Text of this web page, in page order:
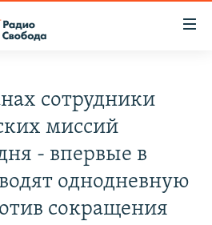
сотрудники
миссий
- впервые в
однодневную
сокращения